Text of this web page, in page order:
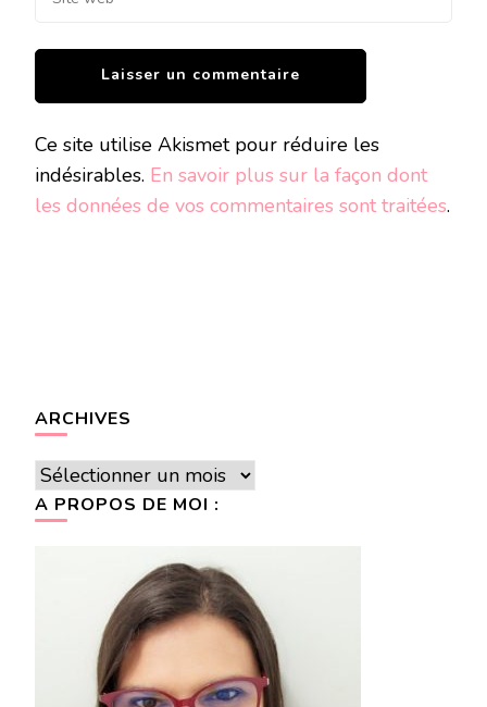
Ce site utilise Akismet pour réduire les
indésirables. En savoir plus sur la façon dont
les données de vos commentaires sont traitées.
ARCHIVES
Archives
A PROPOS DE MOI :